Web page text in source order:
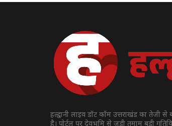
हल्द्वानी लाइव डॉट कॉम उत्तराखंड का तेजी
है। पोर्टल पर देवभूमि से जुड़ी तमाम बड़ी